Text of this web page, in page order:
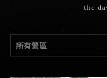
the
所有營區